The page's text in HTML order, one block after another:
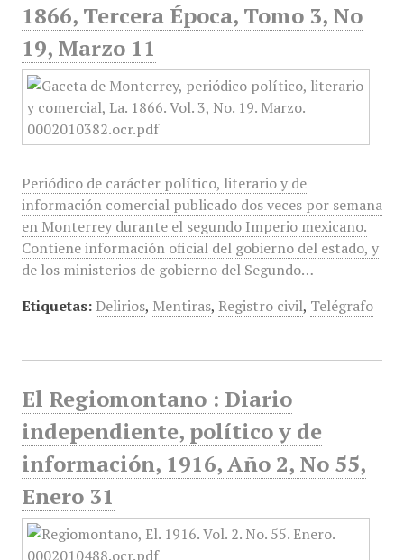
1866, Tercera Época, Tomo 3, No
19, Marzo 11
Periódico de carácter político, literario y de
información comercial publicado dos veces por semana
en Monterrey durante el segundo Imperio mexicano.
Contiene información oficial del gobierno del estado, y
de los ministerios de gobierno del Segundo…
Etiquetas: Delirios, Mentiras, Registro civil, Telégrafo
El Regiomontano : Diario
independiente, político y de
información, 1916, Año 2, No 55,
Enero 31